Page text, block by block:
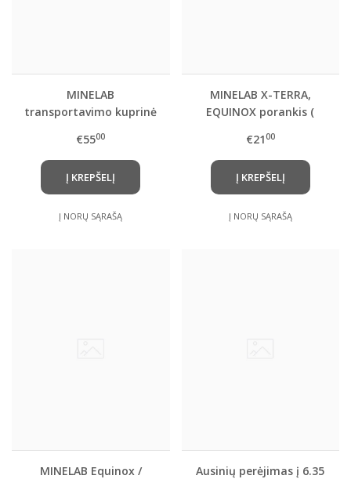
MINELAB
transportavimo kuprinė
€5500
Į KREPŠELĮ
Į NORŲ SĄRAŠĄ
MINELAB X-TERRA,
EQUINOX porankis (
€2100
Į KREPŠELĮ
Į NORŲ SĄRAŠĄ
MINELAB Equinox /
Ausinių perėjimas į 6.35